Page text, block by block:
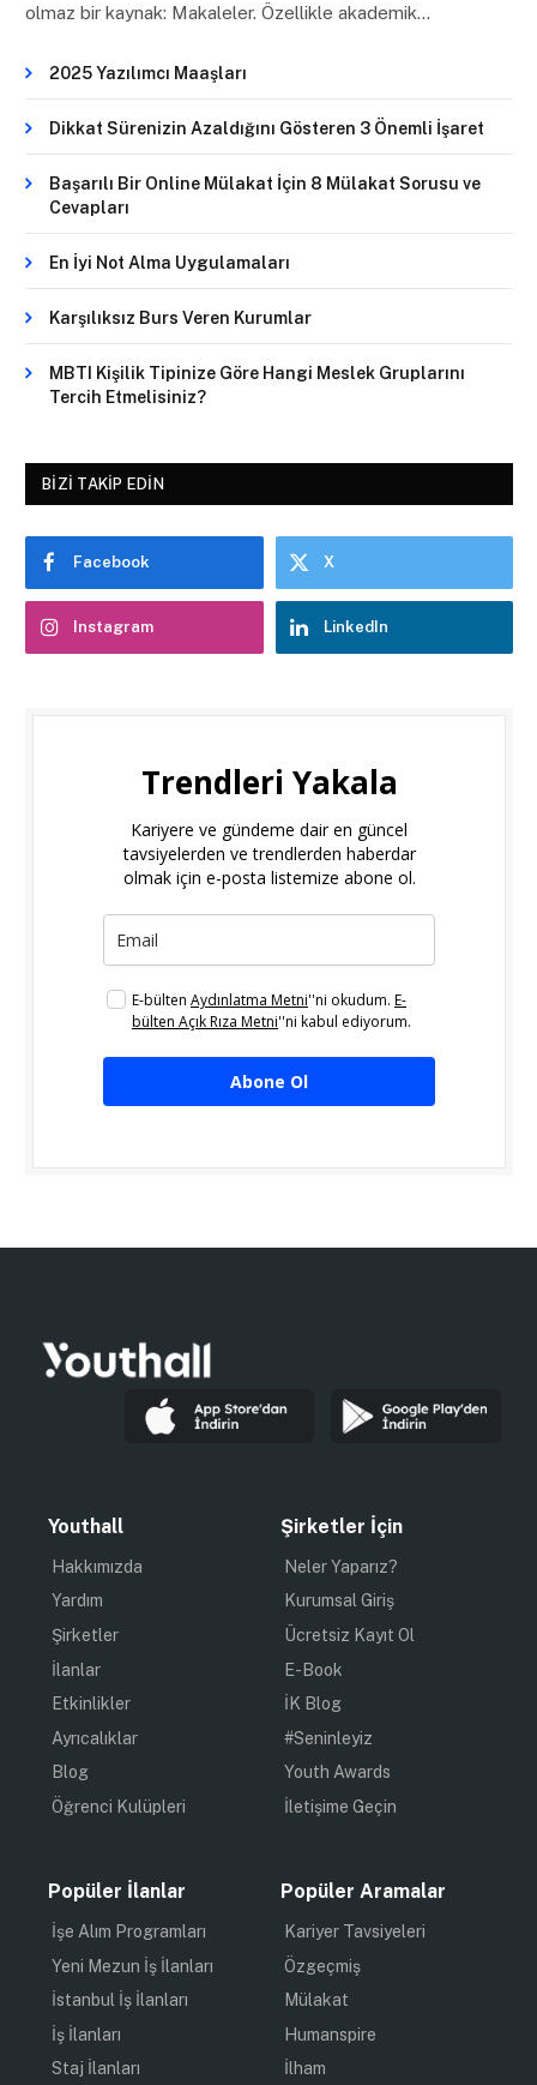
olmaz bir kaynak: Makaleler. Özellikle akademik…
2025 Yazılımcı Maaşları
Dikkat Sürenizin Azaldığını Gösteren 3 Önemli İşaret
Başarılı Bir Online Mülakat İçin 8 Mülakat Sorusu ve
Cevapları
En İyi Not Alma Uygulamaları
Karşılıksız Burs Veren Kurumlar
MBTI Kişilik Tipinize Göre Hangi Meslek Gruplarını
Tercih Etmelisiniz?
BIZI TAKIP EDIN
Facebook X
Instagram LinkedIn
Trendleri Yakala
Kariyere ve gündeme dair en güncel
tavsiyelerden ve trendlerden haberdar
olmak için e-posta listemize abone ol.
E-bülten Aydınlatma Metni''ni okudum. E-
bülten Açık Rıza Metni''ni kabul ediyorum.
Abone Ol
Youthall
Hakkımızda
Yardım
Şirketler
İlanlar
Etkinlikler
Ayrıcalıklar
Blog
Öğrenci Kulüpleri
Şirketler İçin
Neler Yaparız?
Kurumsal Giriş
Ücretsiz Kayıt Ol
E-Book
İK Blog
#Seninleyiz
Youth Awards
İletişime Geçin
Popüler İlanlar
İşe Alım Programları
Yeni Mezun İş İlanları
İstanbul İş İlanları
İş İlanları
Staj İlanları
Popüler Aramalar
Kariyer Tavsiyeleri
Özgeçmiş
Mülakat
Humanspire
İlham